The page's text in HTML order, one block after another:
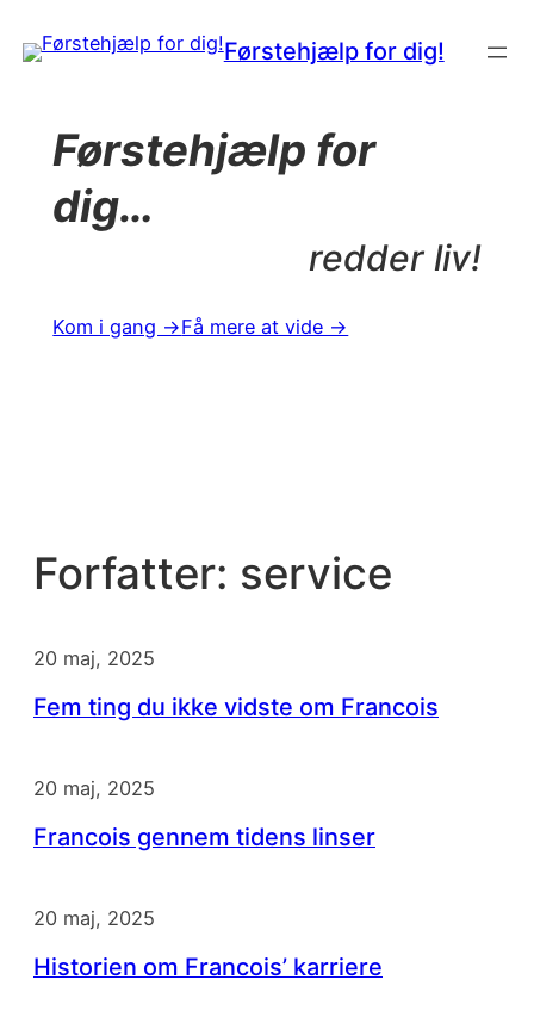
til
Førstehjælp for dig!
Førstehjælp for
dig…
redder liv!
Kom i gang →Få mere at vide →
Forfatter: service
20 maj, 2025
Fem ting du ikke vidste om Francois
20 maj, 2025
Francois gennem tidens linser
20 maj, 2025
Historien om Francois’ karriere